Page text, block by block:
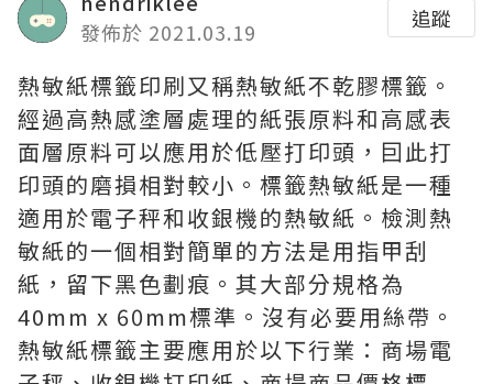
發佈於 2021.03.19
追蹤
熱敏紙標籤印刷又稱熱敏紙不乾膠標籤。
經過高熱感塗層處理的紙張原料和高感表
面層原料可以應用於低壓打印頭，囙此打
印頭的磨損相對較小。標籤熱敏紙是一種
適用於電子秤和收銀機的熱敏紙。檢測熱
敏紙的一個相對簡單的方法是用指甲刮
紙，留下黑色劃痕。其大部分規格為
40mm x 60mm標準。沒有必要用絲帶。
熱敏紙標籤主要應用於以下行業：商場電